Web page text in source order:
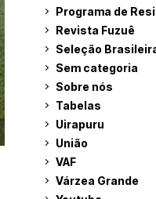
Programa de
Revista Fuzuê
Seleção
Sem categoria
Sobre nós
Tabelas
Uirapuru
União
VAF
Várzea Grande